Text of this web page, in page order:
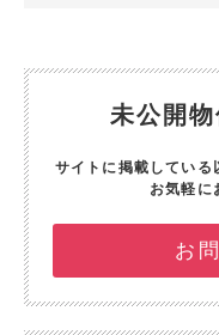
未公開物
サイトに掲載している
お気軽に
お